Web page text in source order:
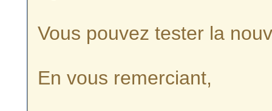
Vous pouvez tester la
En vous remerciant,